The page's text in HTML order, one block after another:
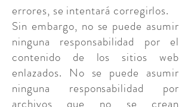
errores, se intentará corregirlos.
Sin embargo, no se puede asumir
ninguna responsabilidad por el
contenido de los sitios web
enlazados. No se puede asumir
ninguna responsabilidad por
archivos que no se crean